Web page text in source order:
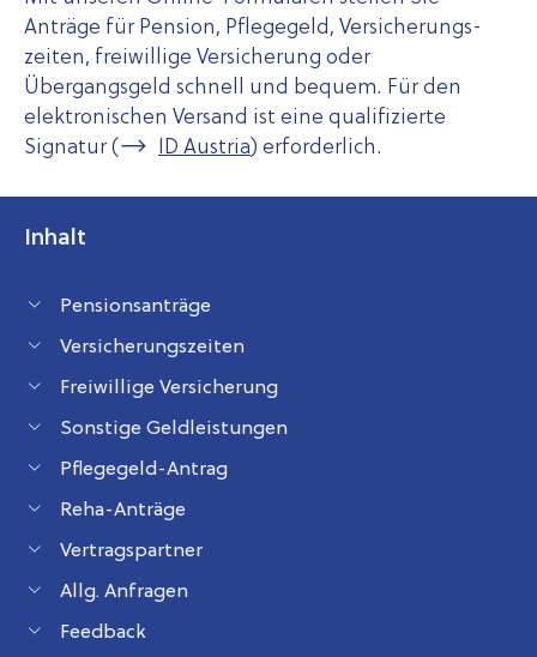
Anträge für Pension, Pflegegeld, Ver­sicher­ungs­
zeiten, freiwillige Versicherung oder
Übergangsgeld schnell und bequem. Für den
elektro­nischen Versand ist eine qualifizierte
Signatur (
ID Austria) erforderlich.
Inhalt
Pensionsanträge
Versicherungszeiten
Freiwillige Versicherung
Sonstige Geldleistungen
Pflegegeld-Antrag
Reha-Anträge
Vertragspartner
Allg. Anfragen
Feedback